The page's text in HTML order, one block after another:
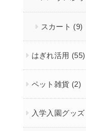
スカート (9)
はぎれ活用 (55)
ペット雑貨 (2)
入学入園グッズ